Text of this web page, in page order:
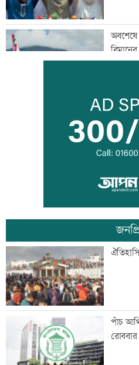
প্রধানমন্ত্রী
সিটি
এটিএম
অনুমতি
বাংলা
পাঁচ